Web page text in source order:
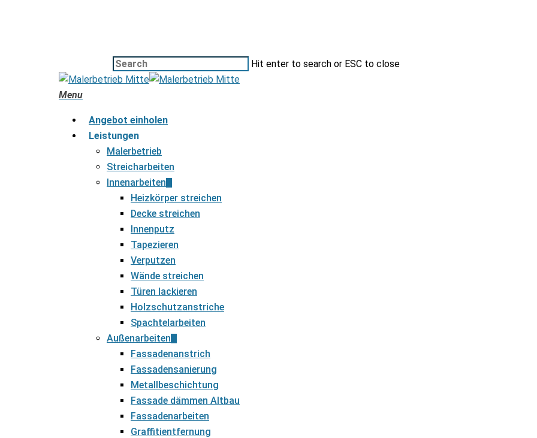
Hit enter to search or ESC to close
Menu
Angebot einholen
Leistungen
Malerbetrieb
Streicharbeiten
Innenarbeiten
Heizkörper streichen
Decke streichen
Innenputz
Tapezieren
Verputzen
Wände streichen
Türen lackieren
Holzschutzanstriche
Spachtelarbeiten
Außenarbeiten
Fassadenanstrich
Fassadensanierung
Metallbeschichtung
Fassade dämmen Altbau
Fassadenarbeiten
Graffitientfernung